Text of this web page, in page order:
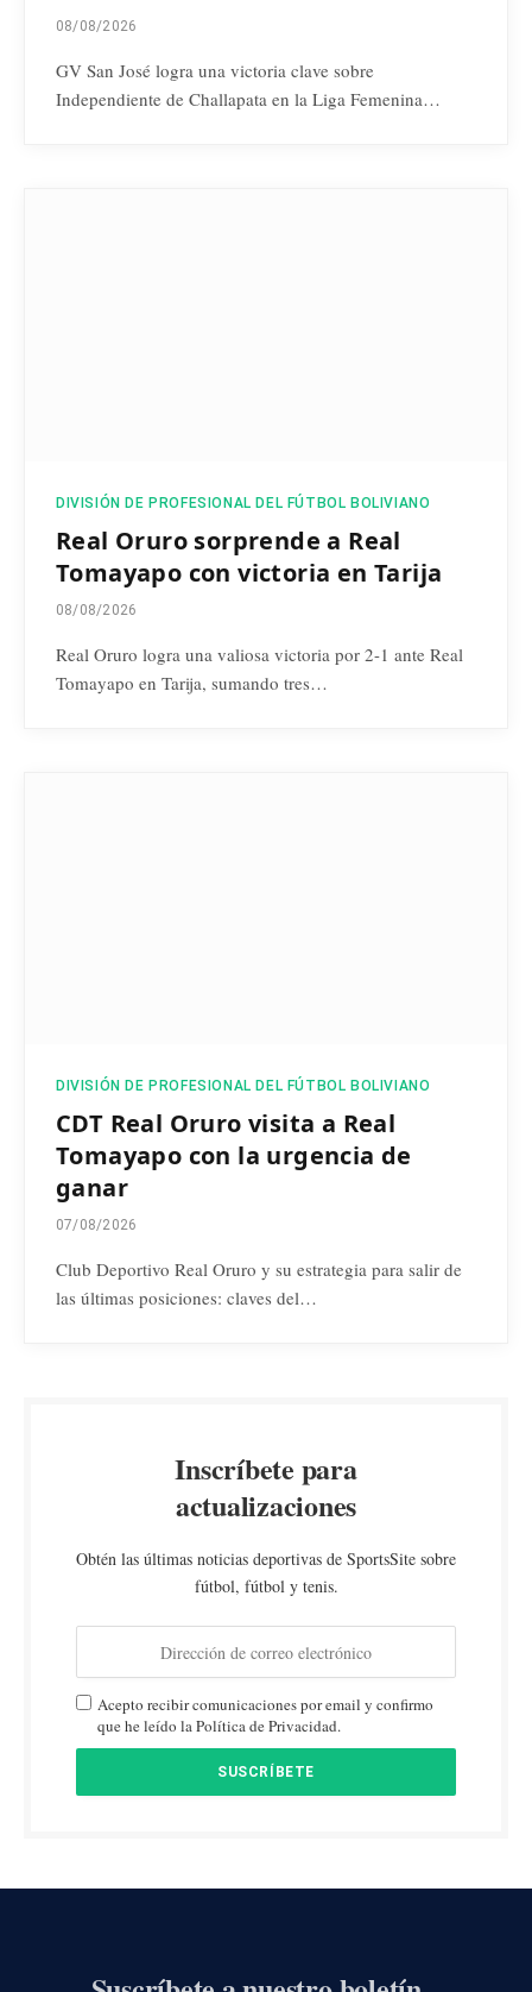
08/08/2026
GV San José logra una victoria clave sobre
Independiente de Challapata en la Liga Femenina…
DIVISIÓN DE PROFESIONAL DEL FÚTBOL BOLIVIANO
Real Oruro sorprende a Real
Tomayapo con victoria en Tarija
08/08/2026
Real Oruro logra una valiosa victoria por 2-1 ante Real
Tomayapo en Tarija, sumando tres…
DIVISIÓN DE PROFESIONAL DEL FÚTBOL BOLIVIANO
CDT Real Oruro visita a Real
Tomayapo con la urgencia de
ganar
07/08/2026
Club Deportivo Real Oruro y su estrategia para salir de
las últimas posiciones: claves del…
Inscríbete para
actualizaciones
Obtén las últimas noticias deportivas de SportsSite sobre
fútbol, fútbol y tenis.
Acepto recibir comunicaciones por email y confirmo
que he leído la Política de Privacidad.